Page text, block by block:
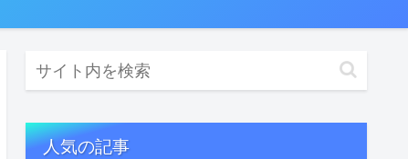
人気の記事